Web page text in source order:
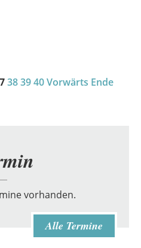
383940Vorwärts Ende
vorhanden.
Alle Termine